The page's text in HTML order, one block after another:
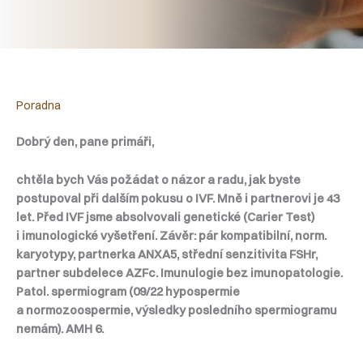
Poradna
Dobrý den, pane primáři,
chtěla bych Vás požádat o názor a radu, jak byste
postupoval při dalším pokusu o IVF. Mně i partnerovi je 43
let. Před IVF jsme absolvovali genetické (Carier Test)
i imunologické vyšetření. Závěr: pár kompatibilní, norm.
karyotypy, partnerka ANXA5, střední senzitivita FSHr,
partner subdelece AZFc. Imunulogie bez imunopatologie.
Patol. spermiogram (09/22 hypospermie
a normozoospermie, výsledky posledního spermiogramu
nemám). AMH 6.